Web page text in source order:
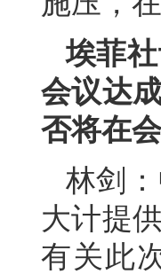
埃菲
会议达
否将在
林剑
大计提
有关此